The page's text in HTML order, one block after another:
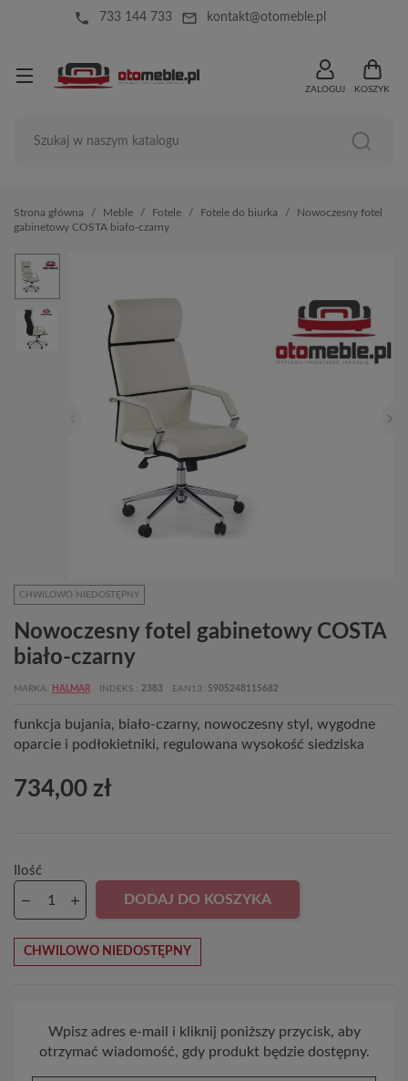
local_phone 733 144 733 mail_outline kontakt@otomeble.pl
ZALOGUJ KOSZYK
Strona główna Meble Fotele Fotele do biurka
Nowoczesny fotel
gabinetowy COSTA biało-czarny
CHWILOWO NIEDOSTĘPNY
Nowoczesny fotel gabinetowy COSTA
biało-czarny
MARKA HALMAR INDEKS 2383 EAN13 5905248115682
funkcja bujania, biało-czarny, nowoczesny styl, wygodne
oparcie i podłokietniki, regulowana wysokość siedziska
734,00 zł
Ilość
DODAJ DO KOSZYKA
CHWILOWO NIEDOSTĘPNY
Wpisz adres e-mail i kliknij poniższy przycisk, aby
otrzymać wiadomość, gdy produkt będzie dostępny.